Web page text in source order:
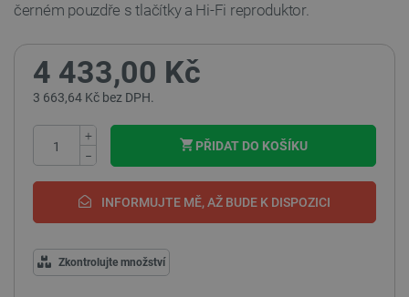
černém pouzdře s tlačítky a Hi-Fi reproduktor.
4 433,00 Kč
3 663,64 Kč bez DPH.
+
−
PŘIDAT DO KOŠÍKU
INFORMUJTE MĚ, AŽ BUDE K DISPOZICI
Zkontrolujte množství